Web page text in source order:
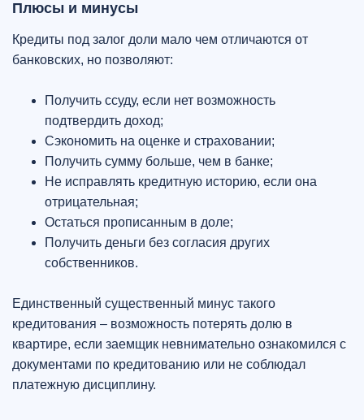
Плюсы и минусы
Кредиты под залог доли мало чем отличаются от
банковских, но позволяют:
Получить ссуду, если нет возможность
подтвердить доход;
Сэкономить на оценке и страховании;
Получить сумму больше, чем в банке;
Не исправлять кредитную историю, если она
отрицательная;
Остаться прописанным в доле;
Получить деньги без согласия других
собственников.
Единственный существенный минус такого
кредитования – возможность потерять долю в
квартире, если заемщик невнимательно ознакомился с
документами по кредитованию или не соблюдал
платежную дисциплину.